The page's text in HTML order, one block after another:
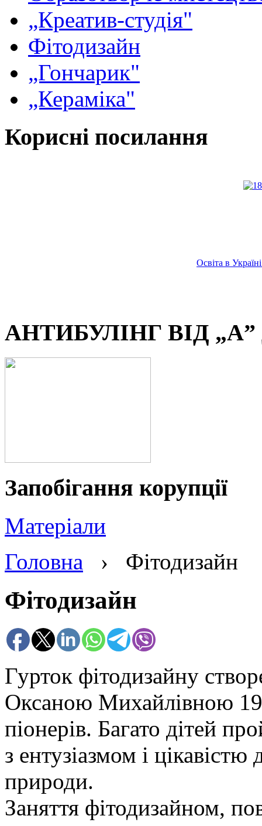
„Креатив-студія"
Фітодизайн
„Гончарик"
„Кераміка"
Корисні посилання
Освіта в
АНТИБУЛІНГ ВІД „А”
Запобігання корупції
Матеріали
Головна › Фітодизайн
Фітодизайн
Гурток фітодизайну
Оксаною Михайлівною
піонерів. Багато дітей
з ентузіазмом і
природи.
Заняття фітодизайном,